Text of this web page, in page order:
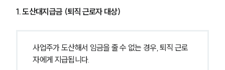
1. 도산대지급금 (퇴직 근로자 대상)
사업주가 도산해서 임금을 줄 수 없는 경우, 퇴직 근로
자에게 지급됩니다.